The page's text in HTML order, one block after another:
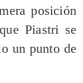
posición
Piastri se
un punto de